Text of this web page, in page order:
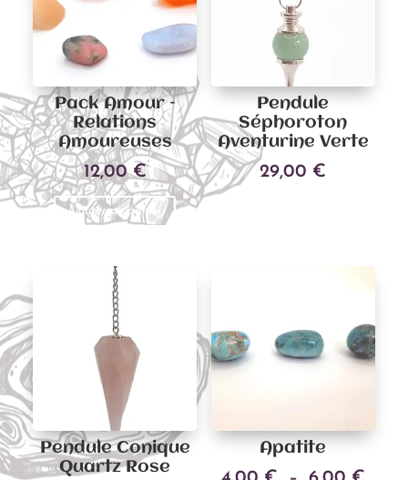
Pack Amour –
Relations
Amoureuses
12,00€
Ajouter au panier
Pendule
Séphoroton
Aventurine Verte
29,00 €
Pendule Conique
Quartz Rose
Apatite